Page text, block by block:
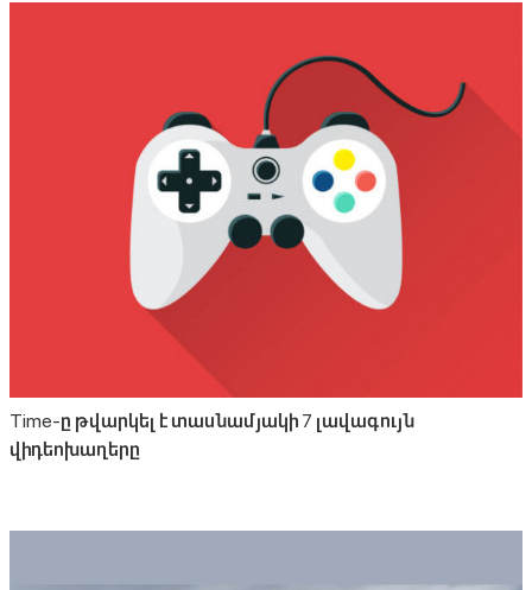
Time-ը թվարկել է տասնամյակի 7 լավագույն
վիդեոխաղերը